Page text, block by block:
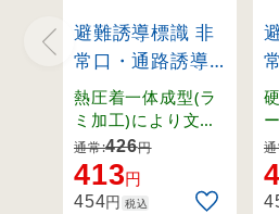
避難誘導標識 非
常口・通路誘導
標識 (硬質エン
ビ) 120×360mm
矢印無し 緑地
(65301)
熱圧着一体成型(ラ
ミ加工)により文字
を封入。摩擦に強
く文字が消えにく
い誘導標識。
通常:426円
413円
454円 税込